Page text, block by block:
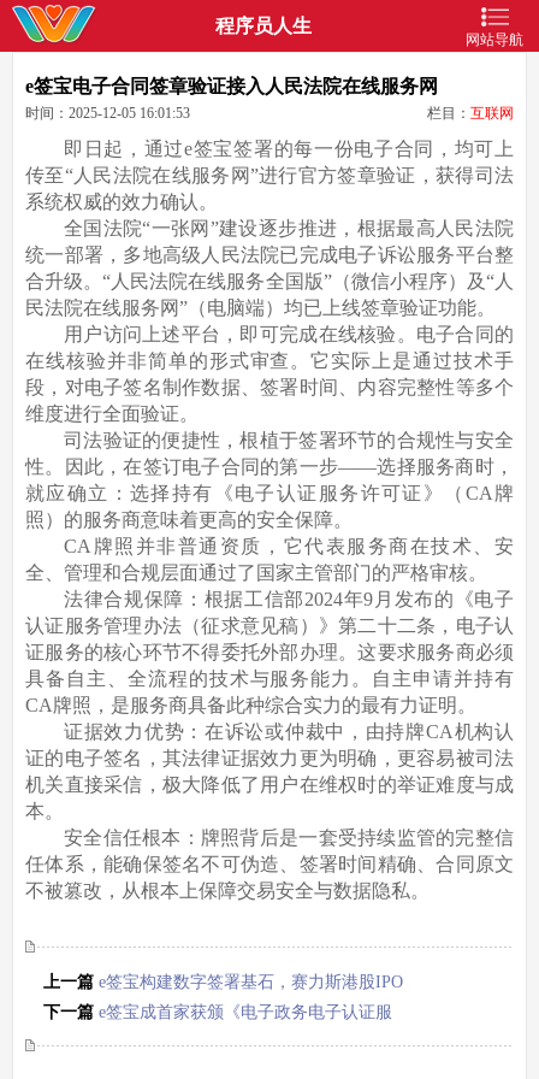
程序员人生
网站导航
e签宝电子合同签章验证接入人民法院在线服务网
栏目： 互联网
时间：2025-12-05 16:01:53
即日起，通过e签宝签署的每一份电子合同，均可上
传至“人民法院在线服务网”进行官方签章验证，获得司法
系统权威的效力确认。
全国法院“一张网”建设逐步推进，根据最高人民法院
统一部署，多地高级人民法院已完成电子诉讼服务平台整
合升级。“人民法院在线服务全国版”（微信小程序）及“人
民法院在线服务网”（电脑端）均已上线签章验证功能。
用户访问上述平台，即可完成在线核验。电子合同的
在线核验并非简单的形式审查。它实际上是通过技术手
段，对电子签名制作数据、签署时间、内容完整性等多个
维度进行全面验证。
司法验证的便捷性，根植于签署环节的合规性与安全
性。因此，在签订电子合同的第一步——选择服务商时，
就应确立：选择持有《电子认证服务许可证》（CA牌
照）的服务商意味着更高的安全保障。
CA牌照并非普通资质，它代表服务商在技术、安
全、管理和合规层面通过了国家主管部门的严格审核。
法律合规保障：根据工信部2024年9月发布的《电子
认证服务管理办法（征求意见稿）》第二十二条，电子认
证服务的核心环节不得委托外部办理。这要求服务商必须
具备自主、全流程的技术与服务能力。自主申请并持有
CA牌照，是服务商具备此种综合实力的最有力证明。
证据效力优势：在诉讼或仲裁中，由持牌CA机构认
证的电子签名，其法律证据效力更为明确，更容易被司法
机关直接采信，极大降低了用户在维权时的举证难度与成
本。
安全信任根本：牌照背后是一套受持续监管的完整信
任体系，能确保签名不可伪造、签署时间精确、合同原文
不被篡改，从根本上保障交易安全与数据隐私。
上一篇 e签宝构建数字签署基石，赛力斯港股IPO
创全球车企募资纪录
下一篇 e签宝成首家获颁《电子政务电子认证服
务机构资质证书》的浙江民营企业